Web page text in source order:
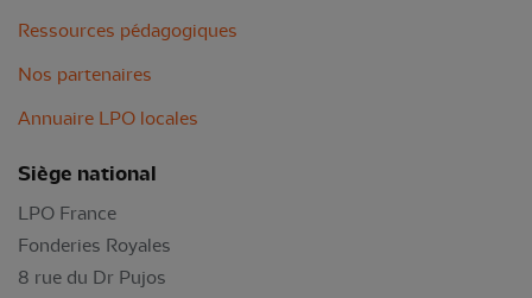
Ressources pédagogiques
Nos partenaires
Annuaire LPO locales
Siège national
LPO France
Fonderies Royales
8 rue du Dr Pujos